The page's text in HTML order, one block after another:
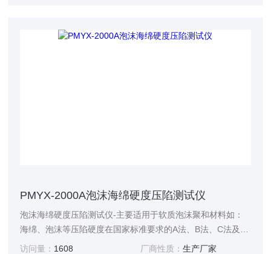
PMYX-2000A泡沫海绵硬度压陷测试仪
泡沫海绵硬度压陷测试仪-主要适用于软质泡沫聚和材料如：
海绵、泡沫等压陷硬度在国家标准要求的A法、B法、C法及其
它试验条件下对标准尺寸的海绵、泡沫等试样进行标准的测
访问量： 1608 厂商性质： 生产厂家